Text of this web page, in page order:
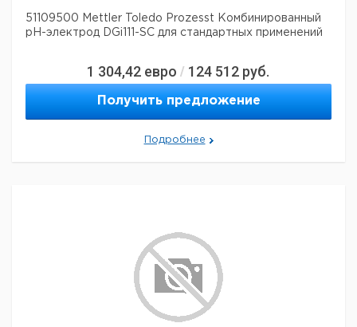
51109500 Mettler Toledo Prozesst Комбинированный
рН-электрод DGi111-SC для стандартных применений
1 304,42 евро / 124 512 руб.
Получить предложение
Подробнее